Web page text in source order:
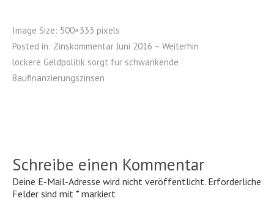
Image Size: 500×333 pixels
Posted in: Zinskommentar Juni 2016 – Weiterhin
lockere Geldpolitik sorgt für schwankende
Baufinanzierungszinsen
Schreibe einen Kommentar
Deine E-Mail-Adresse wird nicht veröffentlicht. Erforderliche
Felder sind mit * markiert